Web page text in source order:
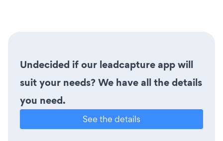
Undecided if our leadcapture app will
suit your needs? We have all the details
you need.
See the details